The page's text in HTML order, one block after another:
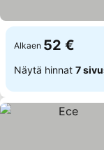
Alkaen 52 €
Näytä hinnat 7